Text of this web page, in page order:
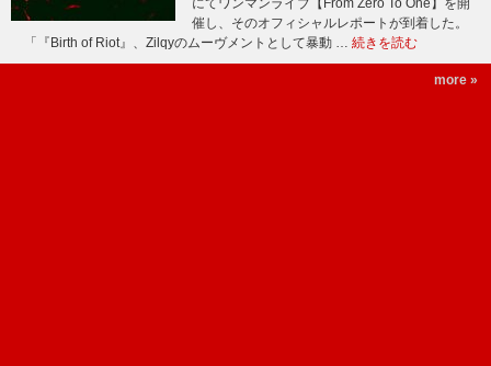
にてワンマンライブ【From Zero To One】を開
催し、そのオフィシャルレポートが到着した。
「『Birth of Riot』、Zilqyのムーヴメントとして暴動 … 続きを読む
more »